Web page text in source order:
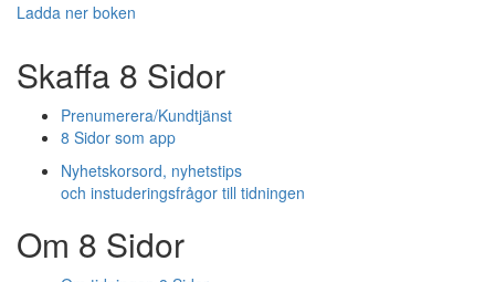
Ladda ner boken
Skaffa 8 Sidor
Prenumerera/Kundtjänst
8 Sidor som app
Nyhetskorsord, nyhetstips
och instuderingsfrågor till tidningen
Om 8 Sidor